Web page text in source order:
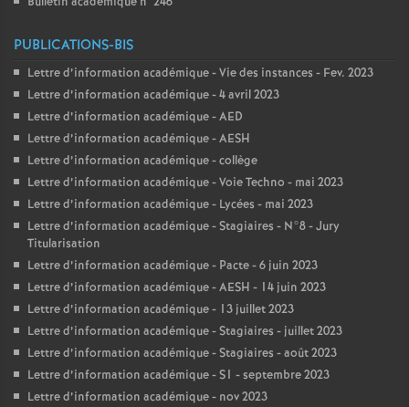
PUBLICATIONS-BIS
Lettre d’information académique - Vie des instances - Fev. 2023
Lettre d’information académique - 4 avril 2023
Lettre d’information académique - AED
Lettre d’information académique - AESH
Lettre d’information académique - collège
Lettre d’information académique - Voie Techno - mai 2023
Lettre d’information académique - Lycées - mai 2023
Lettre d’information académique - Stagiaires - N°8 - Jury
Titularisation
Lettre d’information académique - Pacte - 6 juin 2023
Lettre d’information académique - AESH - 14 juin 2023
Lettre d’information académique - 13 juillet 2023
Lettre d’information académique - Stagiaires - juillet 2023
Lettre d’information académique - Stagiaires - août 2023
Lettre d’information académique - S1 - septembre 2023
Lettre d’information académique - nov 2023